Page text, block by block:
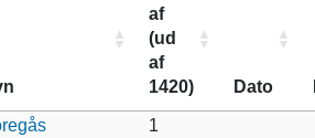
af
(ud
af
1420)
Dato
1